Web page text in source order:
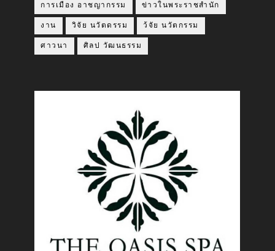
การเมือง อาชญากรรม ข่าวในพระราชสำนัก
งาน วิจัย นวัตดรรม ว้จัย นวัตกรรม
ศาวนา ศิลป วัฒนธรรม